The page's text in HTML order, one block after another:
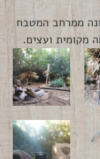
ממרחב המטבח
מקומית ועצים.